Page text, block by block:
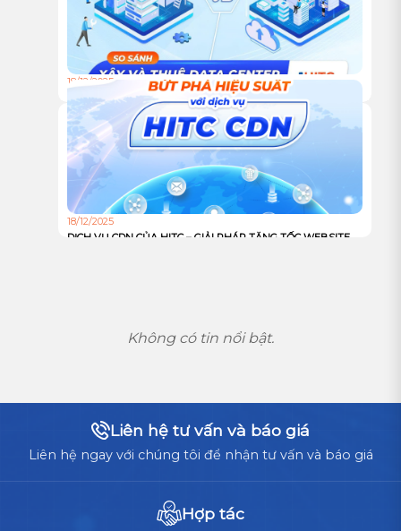
18/12/2025
TỰ XÂY HAY THUÊ TRUNG TÂM DỮ LIỆU: ĐÂU LÀ LỰA
CHỌN TỐI ƯU CHO DOANH NGHIỆP?
18/12/2025
DỊCH VỤ CDN CỦA HITC – GIẢI PHÁP TĂNG TỐC WEBSITE
Không có tin nổi bật.
Liên hệ tư vấn và báo giá
Liên hệ ngay với chúng tôi để nhận tư vấn và báo giá
Hợp tác